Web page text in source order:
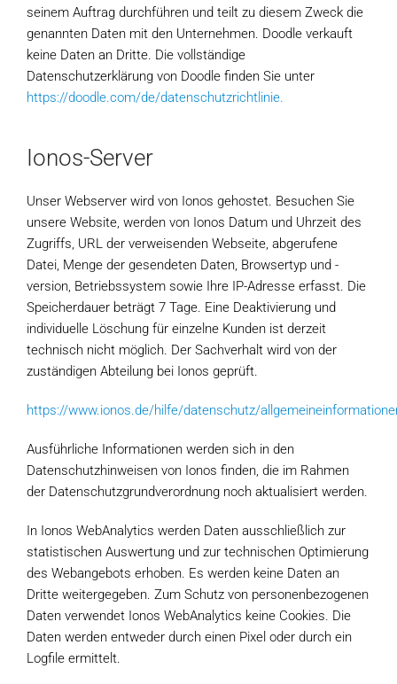
seinem Auftrag durchführen und teilt zu diesem Zweck die
genannten Daten mit den Unternehmen. Doodle verkauft
keine Daten an Dritte. Die vollständige
Datenschutzerklärung von Doodle finden Sie unter
https://doodle.com/de/datenschutzrichtlinie.
Ionos-Server
Unser Webserver wird von Ionos gehostet. Besuchen Sie
unsere Website, werden von Ionos Datum und Uhrzeit des
Zugriffs, URL der verweisenden Webseite, abgerufene
Datei, Menge der gesendeten Daten, Browsertyp und -
version, Betriebssystem sowie Ihre IP-Adresse erfasst. Die
Speicherdauer beträgt 7 Tage. Eine Deaktivierung und
individuelle Löschung für einzelne Kunden ist derzeit
technisch nicht möglich. Der Sachverhalt wird von der
zuständigen Abteilung bei Ionos geprüft.
https://www.ionos.de/hilfe/datenschutz/
Ausführliche Informationen werden sich in den
Datenschutzhinweisen von Ionos finden, die im Rahmen
der Datenschutzgrundverordnung noch aktualisiert werden.
In Ionos WebAnalytics werden Daten ausschließlich zur
statistischen Auswertung und zur technischen Optimierung
des Webangebots erhoben. Es werden keine Daten an
Dritte weitergegeben. Zum Schutz von personenbezogenen
Daten verwendet Ionos WebAnalytics keine Cookies. Die
Daten werden entweder durch einen Pixel oder durch ein
Logfile ermittelt.